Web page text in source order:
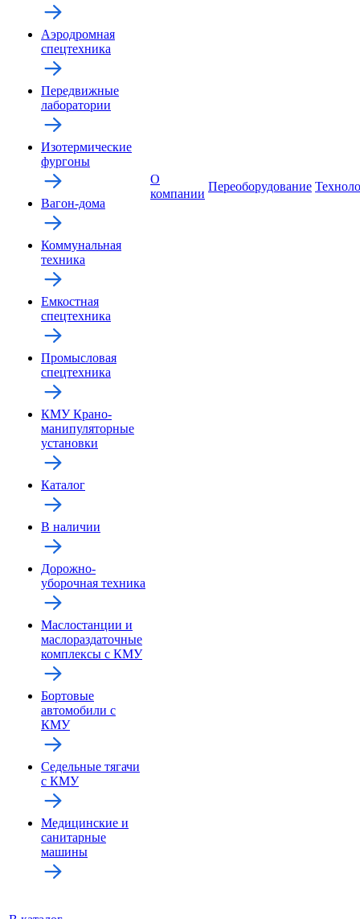
Аэродромная
спецтехника
Передвижные
лаборатории
Изотермические
фургоны
Вагон-дома
Коммунальная
техника
Емкостная
спецтехника
Промысловая
спецтехника
КМУ Крано-
манипуляторные
установки
Каталог
В наличии
Дорожно-
уборочная техника
Маслостанции и
маслораздаточные
комплексы с КМУ
Бортовые
автомобили с
КМУ
Седельные тягачи
с КМУ
Медицинские и
санитарные
машины
О
компании
Переоборудование